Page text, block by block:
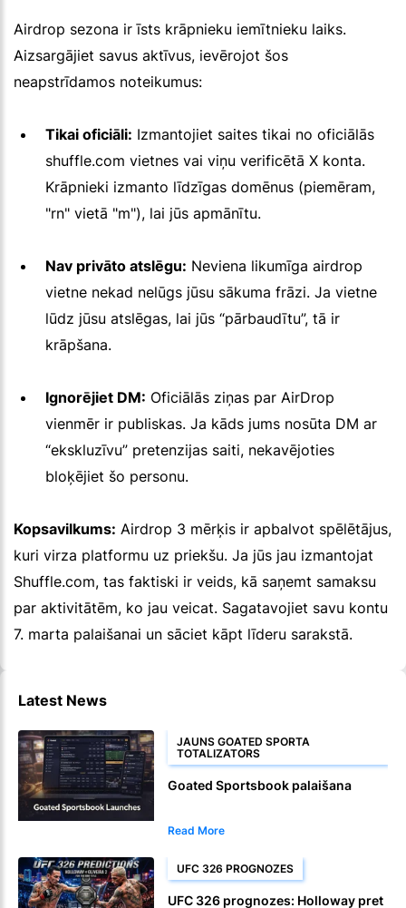
Airdrop sezona ir īsts krāpnieku iemītnieku laiks.
Aizsargājiet savus aktīvus, ievērojot šos
neapstrīdamos noteikumus:
Tikai oficiāli: Izmantojiet saites tikai no oficiālās
shuffle.com vietnes vai viņu verificētā X konta.
Krāpnieki izmanto līdzīgas domēnus (piemēram,
"rn" vietā "m"), lai jūs apmānītu.
Nav privāto atslēgu: Neviena likumīga airdrop
vietne nekad nelūgs jūsu sākuma frāzi. Ja vietne
lūdz jūsu atslēgas, lai jūs “pārbaudītu”, tā ir
krāpšana.
Ignorējiet DM: Oficiālās ziņas par AirDrop
vienmēr ir publiskas. Ja kāds jums nosūta DM ar
“ekskluzīvu” pretenzijas saiti, nekavējoties
bloķējiet šo personu.
Kopsavilkums: Airdrop 3 mērķis ir apbalvot spēlētājus,
kuri virza platformu uz priekšu. Ja jūs jau izmantojat
Shuffle.com, tas faktiski ir veids, kā saņemt samaksu
par aktivitātēm, ko jau veicat. Sagatavojiet savu kontu
7. marta palaišanai un sāciet kāpt līderu sarakstā.
Latest News
JAUNS GOATED SPORTA
TOTALIZATORS
Goated Sportsbook palaišana
Read More
UFC 326 PROGNOZES
UFC 326 prognozes: Holloway pret